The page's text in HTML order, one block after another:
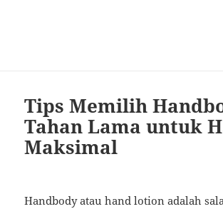
Tips Memilih
Tahan Lama untuk
Maksimal
Handbody atau hand lotion adalah